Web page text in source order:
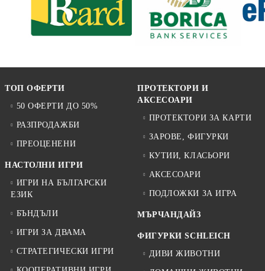
ТОП ОФЕРТИ
50 ОФЕРТИ ДО 50%
РАЗПРОДАЖБИ
ПРЕОЦЕНЕНИ
НАСТОЛНИ ИГРИ
ИГРИ НА БЪЛГАРСКИ
ЕЗИК
БЪНДЪЛИ
ИГРИ ЗА ДВАМА
СТРАТЕГИЧЕСКИ ИГРИ
ПРОТЕКТОРИ И
АКСЕСОАРИ
ПРОТЕКТОРИ ЗА КАРТИ
ЗАРОВЕ, ФИГУРКИ
КУТИИ, КЛАСЬОРИ
АКСЕСОАРИ
ПОДЛОЖКИ ЗА ИГРА
МЪРЧАНДАЙЗ
ФИГУРКИ SCHLEICH
ДИВИ ЖИВОТНИ